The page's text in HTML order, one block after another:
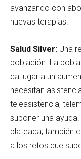
avanzando con
nuevas terapias.
Salud Silver: Una
población. La
da lugar a un
necesitan
teleasistencia,
suponer una
plateada, también
a los retos que